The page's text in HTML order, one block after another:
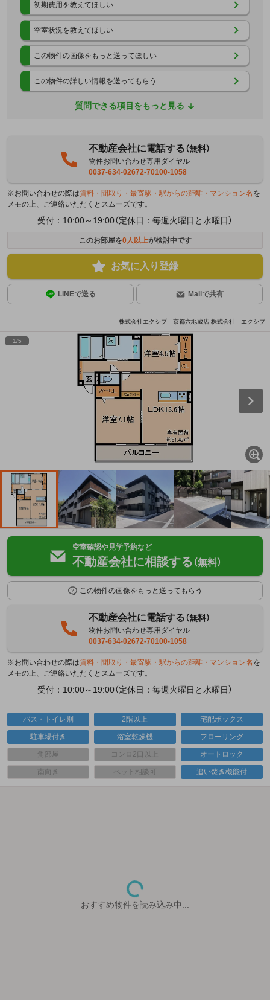
初期費用を教えてほしい
空室状況を教えてほしい
この物件の画像をもっと送ってほしい
この物件の詳しい情報を送ってもらう
質問できる項目をもっと見る
不動産会社に電話する（無料）
物件お問い合わせ専用ダイヤル
0037-634-02672-70100-1058
※お問い合わせの際は賃料・間取り・最寄駅・駅からの距離・マンション名 を
メモの上、ご連絡いただくとスムーズです。
受付：10:00～19:00（定休日：毎週火曜日と水曜日）
このお部屋を0人以上が検討中です
お気に入り登録
LINEで送る Mailで共有
株式会社エクシブ 京都六地蔵店 株式会社 エクシブ
1/5
空室確認や見学予約など
不動産会社に相談する （無料）
この物件の画像をもっと送ってもらう
不動産会社に電話する（無料）
物件お問い合わせ専用ダイヤル
0037-634-02672-70100-1058
※お問い合わせの際は賃料・間取り・最寄駅・駅からの距離・マンション名 を
メモの上、ご連絡いただくとスムーズです。
受付：10:00～19:00（定休日：毎週火曜日と水曜日）
バス・トイレ別 2階以上 宅配ボックス
駐車場付き 浴室乾燥機 フローリング
角部屋 コンロ2口以上 オートロック
南向き ペット相談可 追い焚き機能付
おすすめ物件を読み込み中...